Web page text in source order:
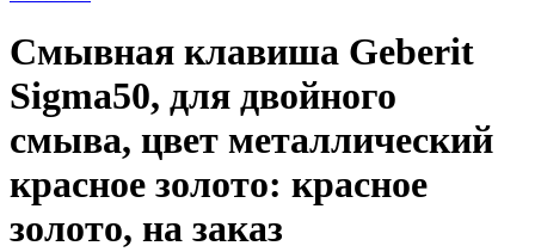
Смывная клавиша Geberit
Sigma50, для двойного
смыва, цвет металлический
красное золото: красное
золото, на заказ